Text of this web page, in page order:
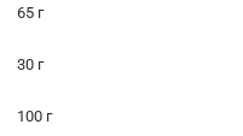
65 г
30 г
100 г